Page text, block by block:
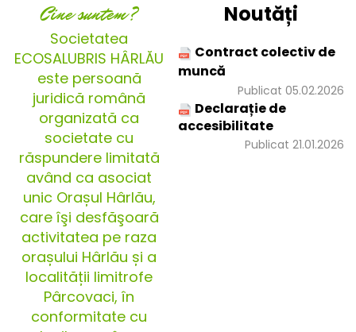
Cine suntem?
Societatea
ECOSALUBRIS HÂRLĂU
este persoană
juridică română
organizată ca
societate cu
răspundere limitată
având ca asociat
unic Orașul Hârlău,
care îşi desfăşoară
activitatea pe raza
orașului Hârlău și a
localității limitrofe
Pârcovaci, în
conformitate cu
Noutăți
Contract colectiv de
muncă
Publicat 05.02.2026
Declarație de
accesibilitate
Publicat 21.01.2026